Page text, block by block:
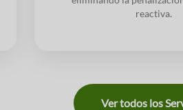
reactiva.
Ver todos los